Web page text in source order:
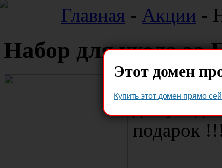
Главная - Акции -
Набор для ухода
При
подарок
Этот домен
Купить этот домен прямо